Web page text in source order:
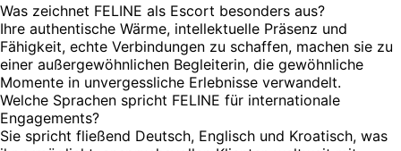
Was zeichnet FELINE als Escort besonders aus?
Ihre authentische Wärme, intellektuelle Präsenz und
Fähigkeit, echte Verbindungen zu schaffen, machen sie zu
einer außergewöhnlichen Begleiterin, die gewöhnliche
Momente in unvergessliche Erlebnisse verwandelt.
Welche Sprachen spricht FELINE für internationale
Engagements?
Sie spricht fließend Deutsch, Englisch und Kroatisch, was